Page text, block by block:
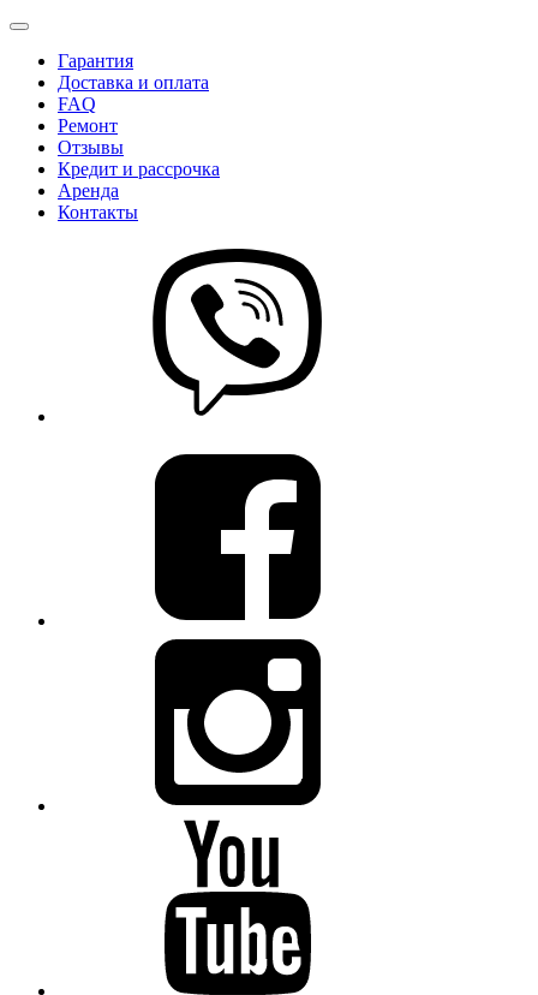
Гарантия
Доставка и оплата
FAQ
Ремонт
Отзывы
Кредит и рассрочка
Аренда
Контакты